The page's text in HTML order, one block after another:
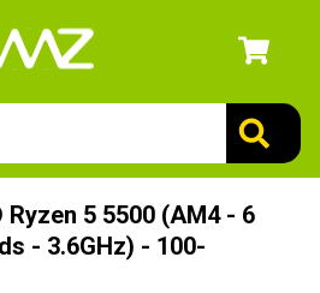
5 5500 (AM4 - 6
- 3.6GHz) - 100-
1º
gabinete